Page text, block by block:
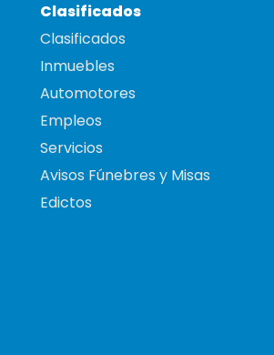
Clasificados
Clasificados
Inmuebles
Automotores
Empleos
Servicios
Avisos Fúnebres y Misas
Edictos